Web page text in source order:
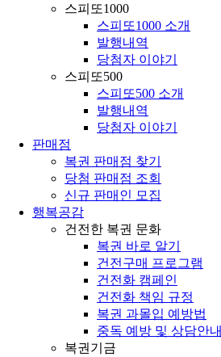
스피또1000
스피또1000 소개
발행내역
당첨자 이야기
스피또500
스피또500 소개
발행내역
당첨자 이야기
판매점
복권 판매점 찾기
당첨 판매점 조회
신규 판매인 모집
행복공감
건전한 복권 문화
복권 바로 알기
건전구매 프로그램
건전화 캠페인
건전화 책임 규정
복권 과몰입 예방법
중독 예방 및 상담안내
복권기금